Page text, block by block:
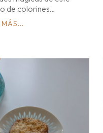
de colorines…
MÁS...